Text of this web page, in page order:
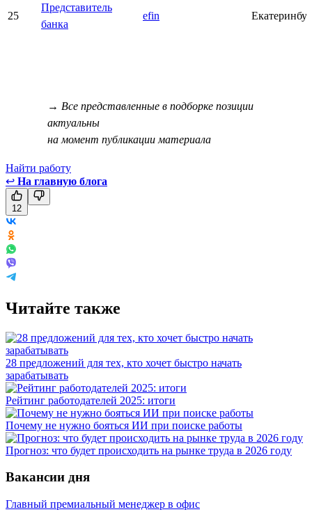
25
Представитель
банка
efin
→ Все представленные в подборке позиции
актуальны
на момент публикации материала
Найти работу
↩ На главную блога
12
Читайте также
28 предложений для тех, кто хочет быстро начать
зарабатывать
Рейтинг работодателей 2025: итоги
Почему не нужно бояться ИИ при поиске работы
Прогноз: что будет происходить на рынке труда в 2026 году
Вакансии дня
Главный премиальный менеджер в офис